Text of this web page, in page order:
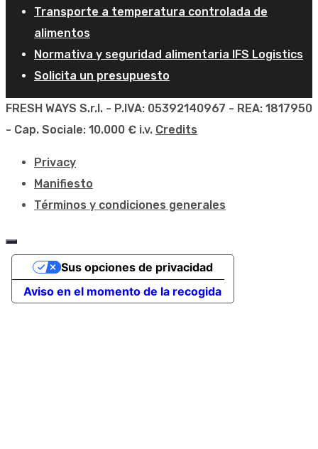
Transporte a temperatura controlada de
alimentos
Normativa y seguridad alimentaria IFS Logistics
Solicita un presupuesto
FRESH WAYS S.r.l. - P.IVA: 05392140967 - REA: 1817950
- Cap. Sociale: 10.000 € i.v. Credits
Privacy
Manifiesto
Términos y condiciones generales
Aviso en el momento de la recogida
Sus opciones de privacidad